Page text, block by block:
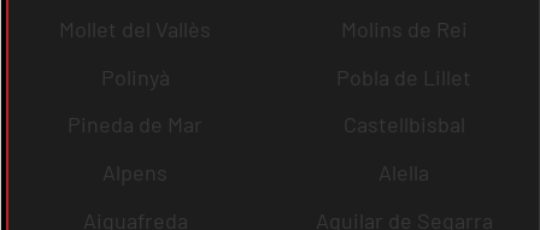
Mollet del Vallès
Molins de Rei
Polinyà
Pobla de Lillet
Pineda de Mar
Castellbisbal
Alpens
Alella
Aiguafreda
Aguilar de Segarra